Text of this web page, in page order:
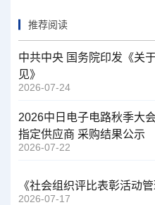
推荐阅读
中共中央 国务院印发《关
见》
2026-07-24
2026中日电子电路秋季大
指定供应商 采购结果公示
2026-07-22
《社会组织评比表彰活动
2026-07-17